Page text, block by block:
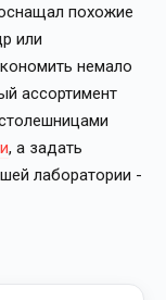
похожие
или
немало
ассортимент
, а задать
лаборатории -